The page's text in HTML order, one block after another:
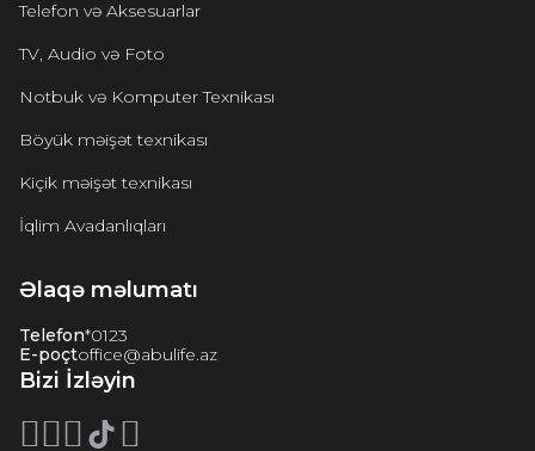
Telefon və Aksesuarlar
TV, Audio və Foto
Notbuk və Komputer Texnikası
Böyük məişət texnikası
Kiçik məişət texnikası
İqlim Avadanlıqları
Əlaqə məlumatı
Telefon*0123
E-poçtoffice@abulife.az
Bizi İzləyin